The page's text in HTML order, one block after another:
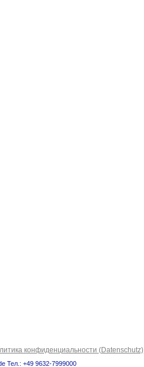
конфиденциальности (Datenschutz)
Тел.: +49 9632-7999000